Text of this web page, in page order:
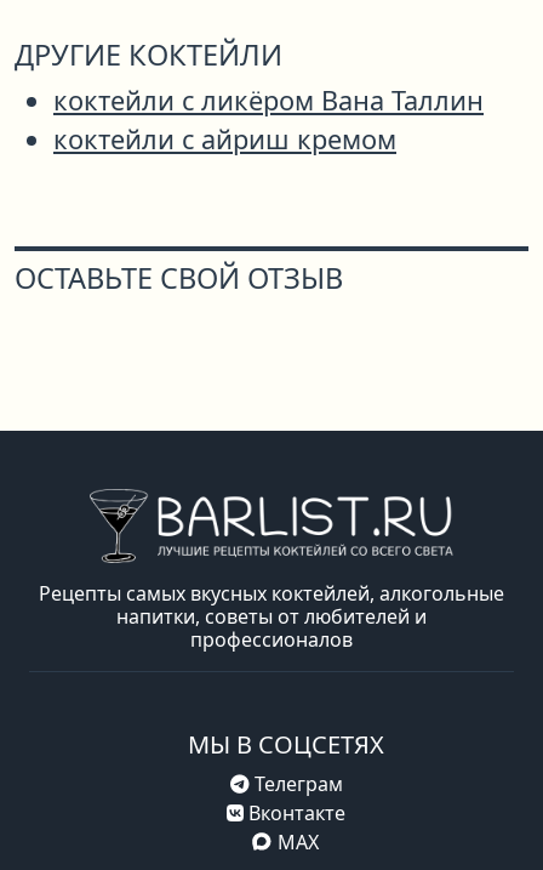
ДРУГИЕ КОКТЕЙЛИ
коктейли с ликёром Вана Таллин
коктейли с айриш кремом
ОСТАВЬТЕ СВОЙ ОТЗЫВ
Рецепты самых вкусных коктейлей, алкогольные
напитки, советы от любителей и
профессионалов
МЫ В СОЦСЕТЯХ
Телеграм
Вконтакте
MAX